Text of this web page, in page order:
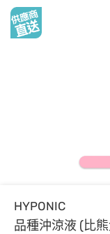
HYPONIC
品種沖涼液 (比